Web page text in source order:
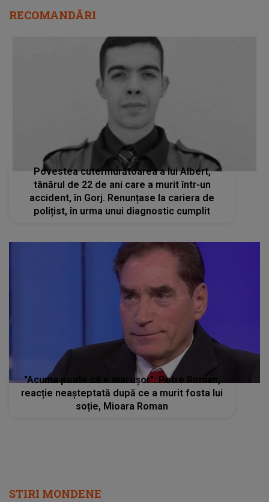
RECOMANDĂRI
Povestea cutermurătoarea a lui Albert,
tânărul de 22 de ani care a murit într-un
accident, în Gorj. Renunțase la cariera de
polițist, în urma unui diagnostic cumplit
"Acuma poate că e mai ușor". Petre Roman,
reacție neașteptată după ce a murit fosta lui
soție, Mioara Roman
STIRI MONDENE